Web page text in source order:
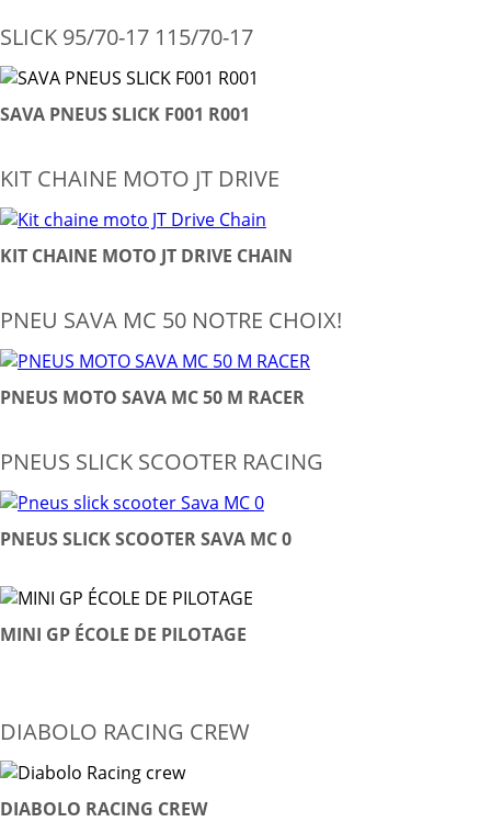
SLICK 95/70-17 115/70-17
SAVA PNEUS SLICK F001 R001
KIT CHAINE MOTO JT DRIVE
KIT CHAINE MOTO JT DRIVE CHAIN
PNEU SAVA MC 50 NOTRE CHOIX!
PNEUS MOTO SAVA MC 50 M RACER
PNEUS SLICK SCOOTER RACING
PNEUS SLICK SCOOTER SAVA MC 0
MINI GP ÉCOLE DE PILOTAGE
DIABOLO RACING CREW
DIABOLO RACING CREW